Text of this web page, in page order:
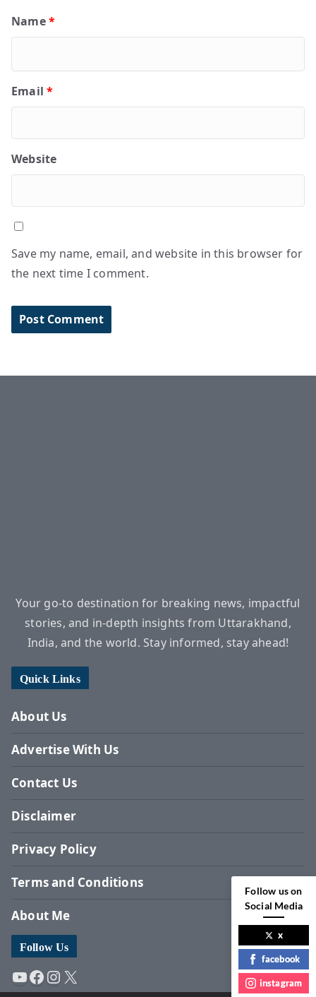
Name*
Email*
Website
Save my name, email, and website in this browser for
the next time I comment.
Your go-to destination for breaking news, impactful
stories, and in-depth insights from Uttarakhand,
India, and the world. Stay informed, stay ahead!
Quick Links
About Us
Advertise With Us
Contact Us
Disclaimer
Privacy Policy
Terms and Conditions
About Me
Follow Us
YouTube
Facebook
Instagram
X
Follow us on
Social Media
x
facebook
instagram